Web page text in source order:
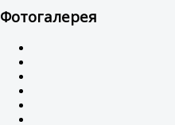
Фотогалерея